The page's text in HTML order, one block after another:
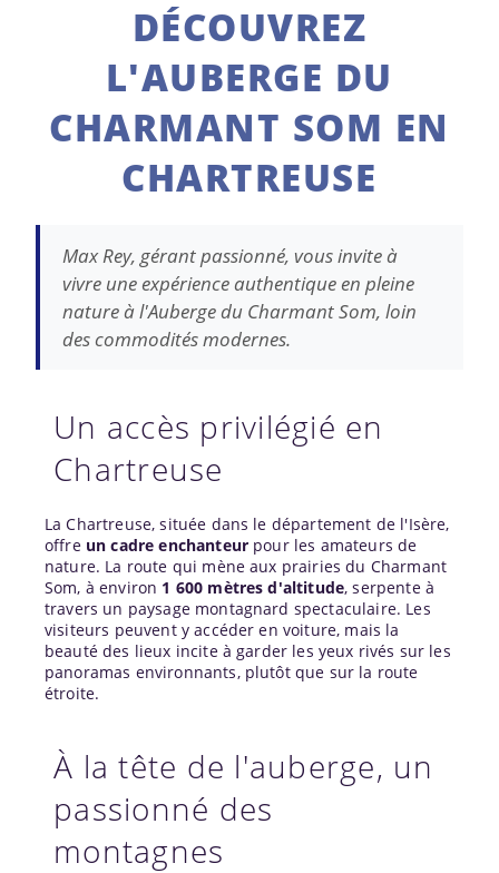
DÉCOUVREZ
L'AUBERGE DU
CHARMANT SOM EN
CHARTREUSE
Max Rey, gérant passionné, vous invite à
vivre une expérience authentique en pleine
nature à l'Auberge du Charmant Som, loin
des commodités modernes.
Un accès privilégié en
Chartreuse
La Chartreuse, située dans le département de l'Isère,
offre un cadre enchanteur pour les amateurs de
nature. La route qui mène aux prairies du Charmant
Som, à environ 1 600 mètres d'altitude, serpente à
travers un paysage montagnard spectaculaire. Les
visiteurs peuvent y accéder en voiture, mais la
beauté des lieux incite à garder les yeux rivés sur les
panoramas environnants, plutôt que sur la route
étroite.
À la tête de l'auberge, un
passionné des
montagnes